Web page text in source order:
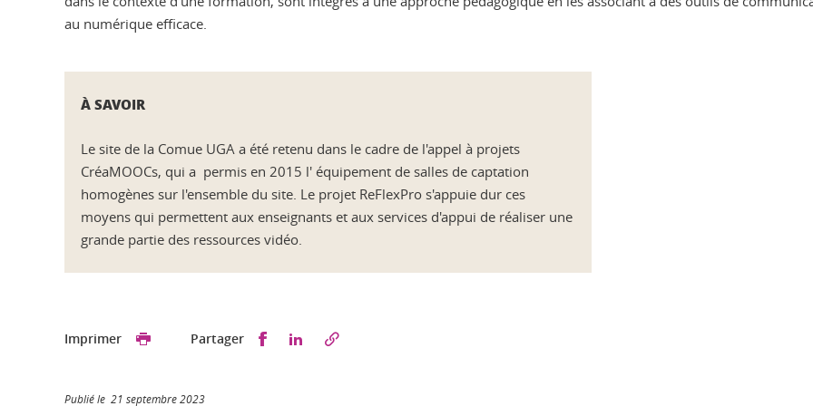
au numérique efficace.
À SAVOIR
Le site de la Comue UGA a été retenu dans le cadre de l'appel à projets
CréaMOOCs, qui a permis en 2015 l' équipement de salles de captation
homogènes sur l'ensemble du site. Le projet ReFlexPro s'appuie dur ces
moyens qui permettent aux enseignants et aux services d'appui de réaliser une
grande partie des ressources vidéo.
Imprimer Partager Partager sur Facebook
Partager sur LinkedIn
Publié le 21 septembre 2023